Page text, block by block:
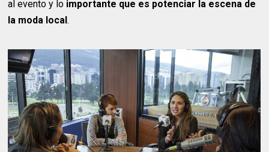
al evento y lo importante que es potenciar la escena de
la moda local.